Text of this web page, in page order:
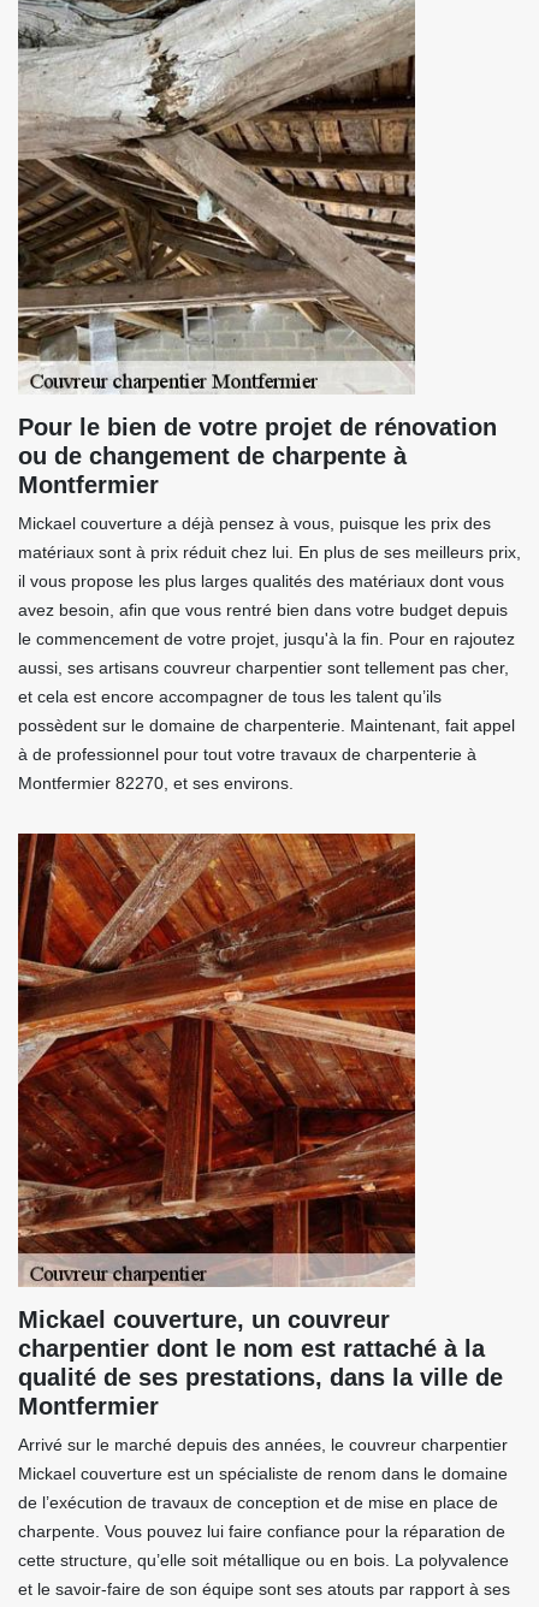
Pour le bien de votre projet de rénovation
ou de changement de charpente à
Montfermier
Mickael couverture a déjà pensez à vous, puisque les prix des
matériaux sont à prix réduit chez lui. En plus de ses meilleurs prix,
il vous propose les plus larges qualités des matériaux dont vous
avez besoin, afin que vous rentré bien dans votre budget depuis
le commencement de votre projet, jusqu'à la fin. Pour en rajoutez
aussi, ses artisans couvreur charpentier sont tellement pas cher,
et cela est encore accompagner de tous les talent qu’ils
possèdent sur le domaine de charpenterie. Maintenant, fait appel
à de professionnel pour tout votre travaux de charpenterie à
Montfermier 82270, et ses environs.
Mickael couverture, un couvreur
charpentier dont le nom est rattaché à la
qualité de ses prestations, dans la ville de
Montfermier
Arrivé sur le marché depuis des années, le couvreur charpentier
Mickael couverture est un spécialiste de renom dans le domaine
de l’exécution de travaux de conception et de mise en place de
charpente. Vous pouvez lui faire confiance pour la réparation de
cette structure, qu’elle soit métallique ou en bois. La polyvalence
et le savoir-faire de son équipe sont ses atouts par rapport à ses